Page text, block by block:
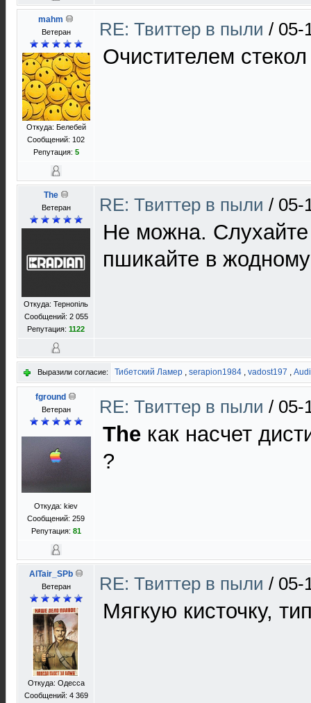
mahm
Ветеран
Откуда: Белебей
Сообщений: 102
Репутация: 5
RE: Твиттер в пыли / 05-
Очистителем
The
Ветеран
Откуда: Тернопіль
Сообщений: 2 055
Репутация: 1122
RE: Твиттер в пыли / 05-
Не можна. Слухайте
пшикайте в жодному
Выразили согласие: Тибетский Ламер , serapion1984 , vadost197 ,
fground
Ветеран
Откуда: kiev
Сообщений: 259
Репутация: 81
RE: Твиттер в пыли / 05-
The как насчет
?
AlTair_SPb
Ветеран
Откуда: Одесса
Сообщений: 4 369
RE: Твиттер в пыли / 05-
Мягкую кисточку,